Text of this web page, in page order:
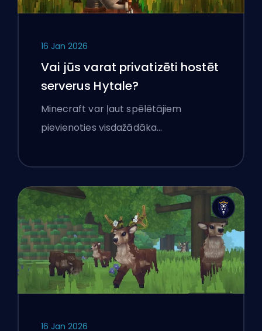
16 Jan 2026
Vai jūs varat privatizēti hostēt
serverus Hytale?
Minecraft var ļaut spēlētājiem
pievienoties visdažādāka…
16 Jan 2026